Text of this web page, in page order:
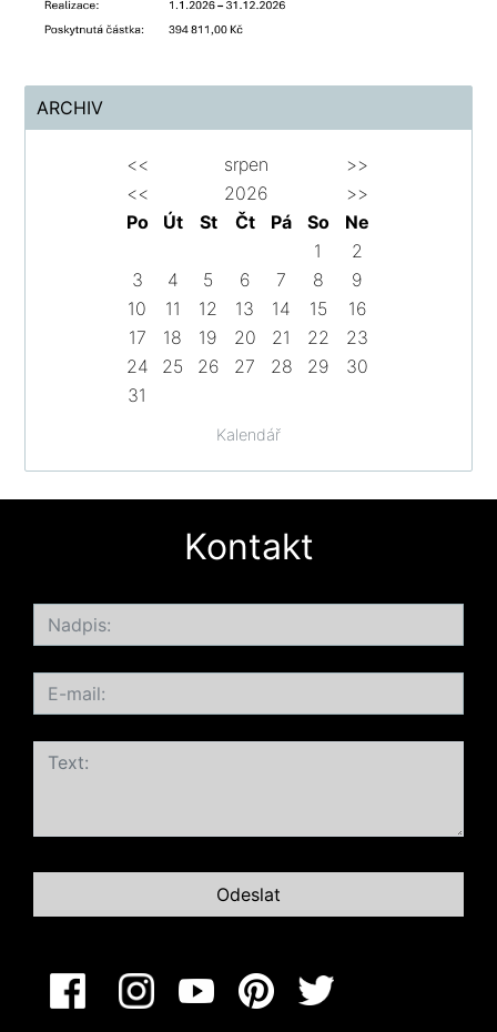
ARCHIV
Kalendář
<< srpen
>>
<<
2026
>>
Po
Út St Čt Pá So
Ne
1
2
3
4 5 6 7 8
9
10
11 12 13 14 15
16
17
18 19 20 21 22
23
24
25 26 27 28 29
30
31
Kontakt